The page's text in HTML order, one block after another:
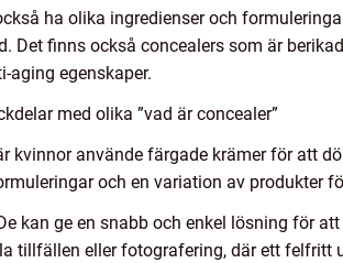
ha olika ingredienser och
Det finns också concealers som är
aging egenskaper.
med olika ”vad är concealer”
kvinnor använde färgade krämer för att
och en variation av produkter
kan ge en snabb och enkel lösning för
tillfällen eller fotografering, där ett felfritt